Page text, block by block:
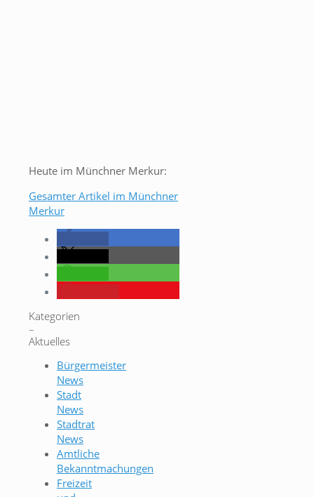
Heute im Münchner Merkur:
Gesamter Artikel im Münchner
Merkur
Kategorien
–
Aktuelles
Bürgermeister
News
Stadt
News
Stadtrat
News
Amtliche
Bekanntmachungen
Freizeit